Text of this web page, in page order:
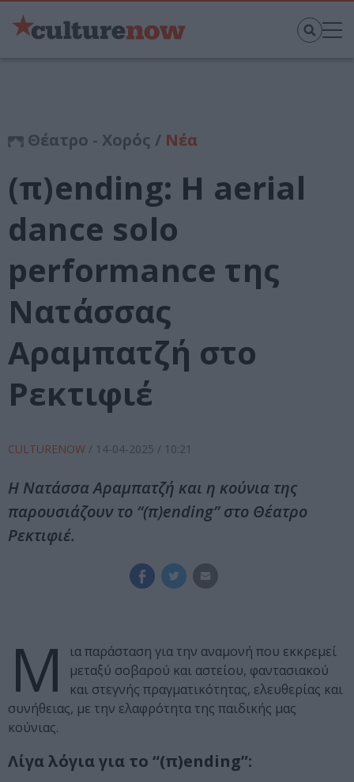
Θέατρο - Χορός / Νέα
(π)ending: Η aerial
dance solo
performance της
Νατάσσας
Αραμπατζή στο
Ρεκτιφιέ
CULTURENOW / 14-04-2025 / 10:21
Η Νατάσσα Αραμπατζή και η κούνια της
παρουσιάζουν το “(π)ending” στο Θέατρο
Ρεκτιφιέ.
Μ
ια παράσταση για την αναμονή που εκκρεμεί
μεταξύ σοβαρού και αστείου, φαντασιακού
και στεγνής πραγματικότητας, ελευθερίας και
συνήθειας, με την ελαφρότητα της παιδικής μας
κούνιας.
Λίγα λόγια για το “(π)ending”: